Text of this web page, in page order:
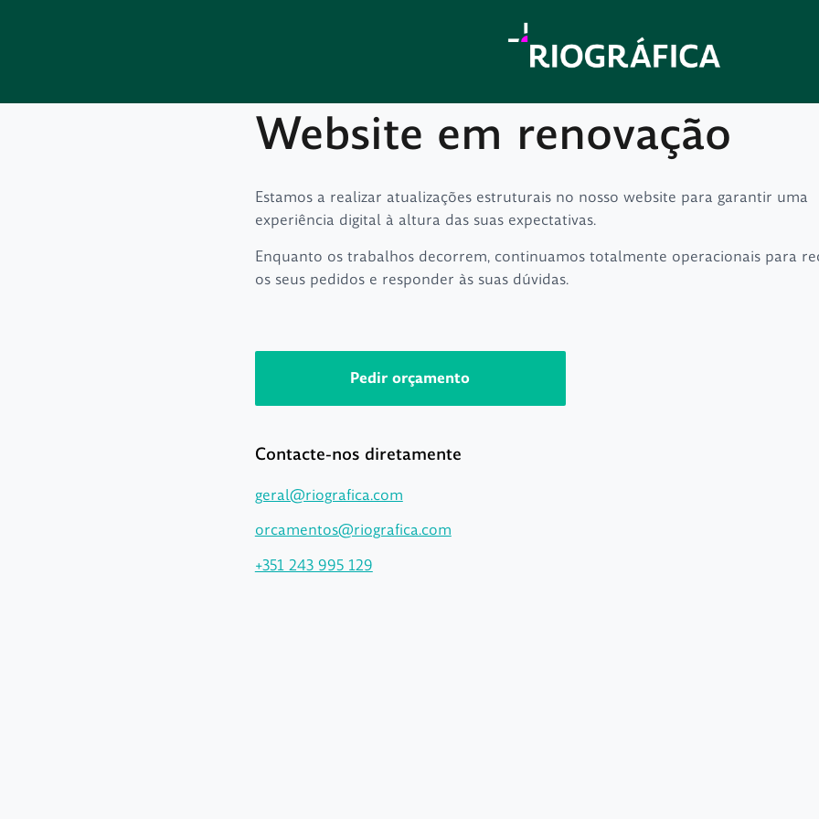
Website em renovação
Estamos a realizar atualizações estruturais no nosso website para garantir uma
experiência digital à altura das suas expectativas.
Enquanto os trabalhos decorrem, continuamos totalmente operacionais para
os seus pedidos e responder às suas dúvidas.
Pedir orçamento
Contacte-nos diretamente
geral@riografica.com
orcamentos@riografica.com
+351 243 995 129